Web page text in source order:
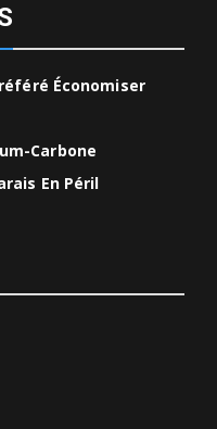
Économiser
Carbone
En Péril